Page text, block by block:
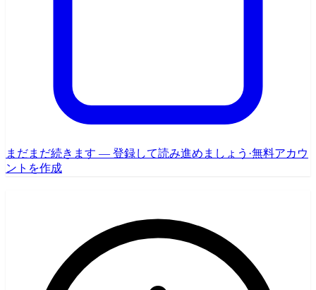
まだまだ続きます — 登録して読み進めましょう ·無料アカウ
ントを作成